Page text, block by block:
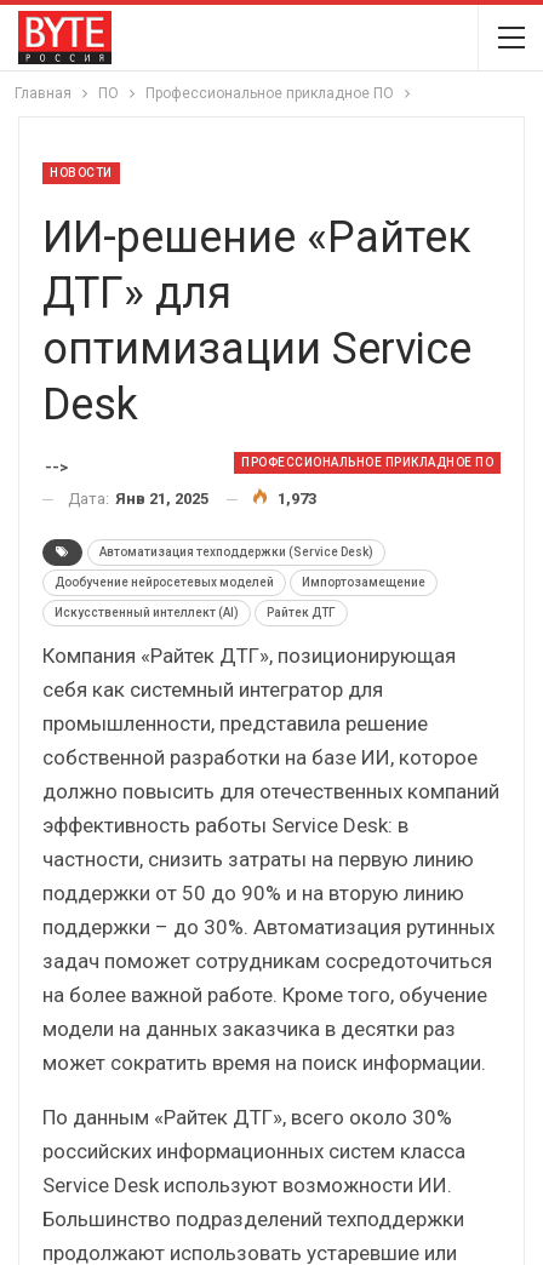
Главная ПО Профессиональное прикладное ПО
НОВОСТИ
ИИ-решение «Райтек
ДТГ» для
оптимизации Service
Desk
ПРОФЕССИОНАЛЬНОЕ ПРИКЛАДНОЕ ПО
-->
Дата: Янв 21, 2025 1,973
Автоматизация техподдержки (Service Desk)
Дообучение нейросетевых моделей Импортозамещение
Искусственный интеллект (AI) Райтек ДТГ
Компания «Райтек ДТГ», позиционирующая
себя как системный интегратор для
промышленности, представила решение
собственной разработки на базе ИИ, которое
должно повысить для отечественных компаний
эффективность работы Service Desk: в
частности, снизить затраты на первую линию
поддержки от 50 до 90% и на вторую линию
поддержки – до 30%. Автоматизация рутинных
задач поможет сотрудникам сосредоточиться
на более важной работе. Кроме того, обучение
модели на данных заказчика в десятки раз
может сократить время на поиск информации.
По данным «Райтек ДТГ», всего около 30%
российских информационных систем класса
Service Desk используют возможности ИИ.
Большинство подразделений техподдержки
продолжают использовать устаревшие или